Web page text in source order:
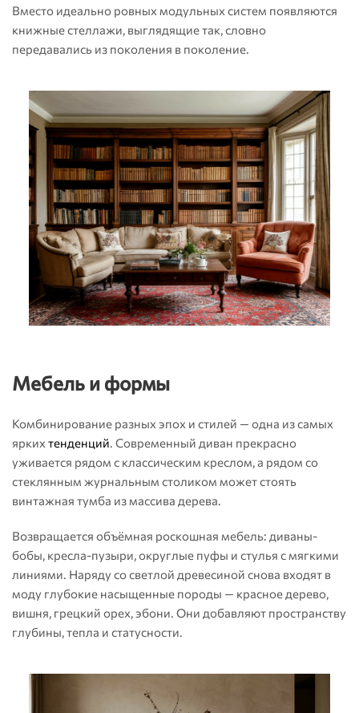
Вместо идеально ровных модульных систем появляются
книжные стеллажи, выглядящие так, словно
передавались из поколения в поколение.
Мебель и формы
Комбинирование разных эпох и стилей — одна из самых
ярких тенденций. Современный диван прекрасно
уживается рядом с классическим креслом, а рядом со
стеклянным журнальным столиком может стоять
винтажная тумба из массива дерева.
Возвращается объёмная роскошная мебель: диваны-
бобы, кресла-пузыри, округлые пуфы и стулья с мягкими
линиями. Наряду со светлой древесиной снова входят в
моду глубокие насыщенные породы — красное дерево,
вишня, грецкий орех, эбони. Они добавляют пространству
глубины, тепла и статусности.